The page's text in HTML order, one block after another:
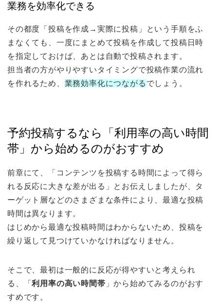
業務を効率化できる
その都度「投稿を作成→実際に投稿」という手順をふ
まなくても、一度にまとめて投稿を作成して投稿日時
を指定しておけば、あとは自動で投稿されます。
担当者の方がやりやすいタイミングで投稿作業の流れ
を作れるため、 業務効率化につながる でしょう。
予約投稿するなら「利用率の高い時間
帯」から始めるのがおすすめ
前章にて、「コンテンツを投稿する時間によって得ら
れる反応に大きな差が出る」とお伝えしましたが、タ
ーゲット層などのさまざまな条件により、最適な投稿
時間は異なります。
はじめから最適な投稿時間はわからないため、投稿を
繰り返して見つけていかなければなりません。
そこで、最初は一般的に反応が得やすいと考えられ
る、「利用率の高い時間帯 」から始めてみるのがおす
すめです。